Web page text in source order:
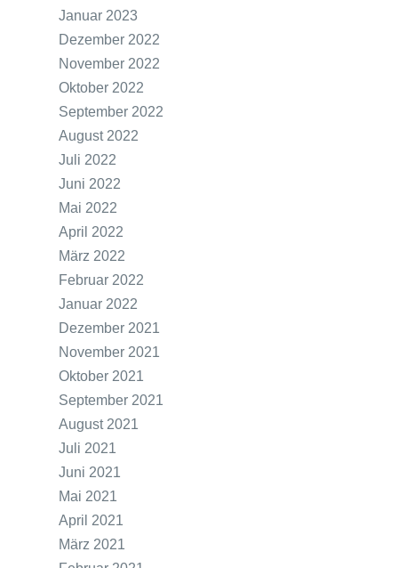
Januar 2023
Dezember 2022
November 2022
Oktober 2022
September 2022
August 2022
Juli 2022
Juni 2022
Mai 2022
April 2022
März 2022
Februar 2022
Januar 2022
Dezember 2021
November 2021
Oktober 2021
September 2021
August 2021
Juli 2021
Juni 2021
Mai 2021
April 2021
März 2021